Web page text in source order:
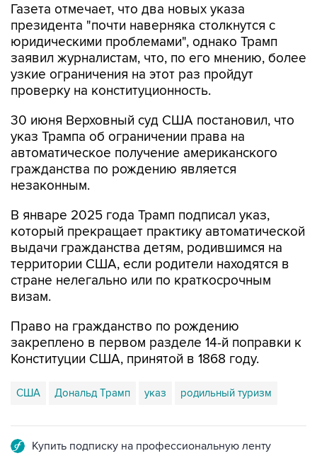
Газета отмечает, что два новых указа
президента "почти наверняка столкнутся с
юридическими проблемами", однако Трамп
заявил журналистам, что, по его мнению, более
узкие ограничения на этот раз пройдут
проверку на конституционность.
30 июня Верховный суд США постановил, что
указ Трампа об ограничении права на
автоматическое получение американского
гражданства по рождению является
незаконным.
В январе 2025 года Трамп подписал указ,
который прекращает практику автоматической
выдачи гражданства детям, родившимся на
территории США, если родители находятся в
стране нелегально или по краткосрочным
визам.
Право на гражданство по рождению
закреплено в первом разделе 14-й поправки к
Конституции США, принятой в 1868 году.
США Дональд Трамп указ родильный туризм
Купить подписку на профессиональную ленту